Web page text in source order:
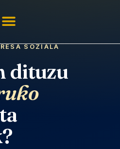
SOZIALA
dituzu